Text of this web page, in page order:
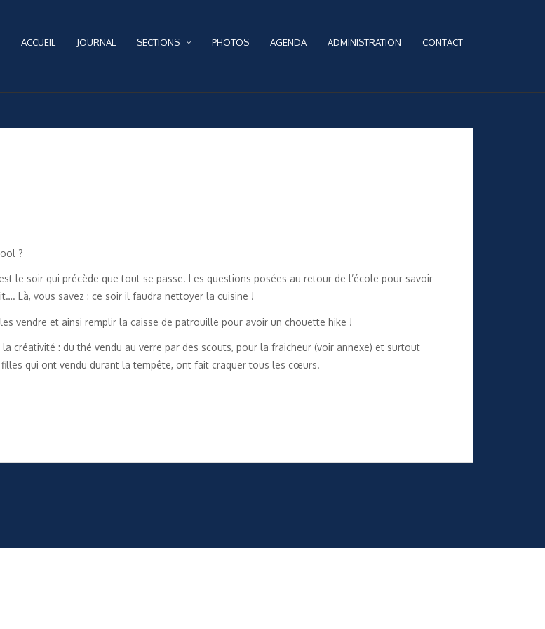
ACCUEIL JOURNAL SECTIONS PHOTOS AGENDA ADMINISTRATION CONTACT
?
le soir qui précède que tout se passe. Les questions posées au retour de l’école pour savoir
Là, vous savez : ce soir il faudra nettoyer la cuisine !
vendre et ainsi remplir la caisse de patrouille pour avoir un chouette hike !
créativité : du thé vendu au verre par des scouts, pour la fraicheur (voir annexe) et surtout
qui ont vendu durant la tempête, ont fait craquer tous les cœurs.